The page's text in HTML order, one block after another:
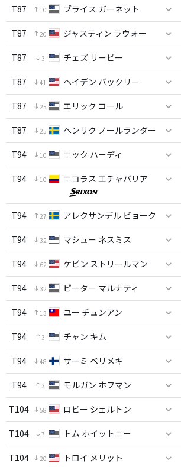
T87 10 ブライス ガーネット
T87 20 ジャスティン ラウォー
T87 3 チェズ リービー
T87 41 ヘイデン バックリー
T87 25 エリック コール
T87 25 ヘンリク ノールランダー
T94 10 ニック ハーディ
T94 10 ニコラス エチャバリア
T94 27 アレクサンデル ビョーク
T94 32 マシュー ネスミス
T94 62 ケビン ストリールマン
T94 32 ピーター マルナティ
T94 13 ユー チュンアン
T94 3 チャン キム
T94 48 サーミ ベリメキ
T94 3 モルガン ホフマン
T104 58 ロビー シェルトン
T104 7 トム ホイットニー
T104 20 トロイ メリット